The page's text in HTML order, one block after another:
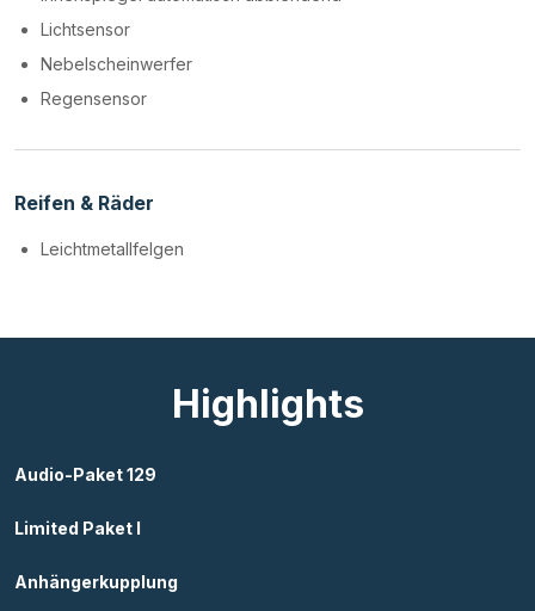
Lichtsensor
Nebelscheinwerfer
Regensensor
Reifen & Räder
Leichtmetallfelgen
Highlights
Audio-Paket 129
Limited Paket I
Anhängerkupplung